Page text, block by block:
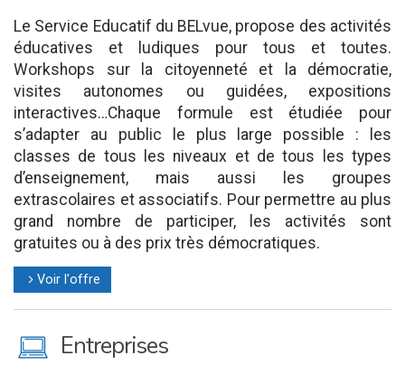
Le Service Educatif du BELvue, propose des activités
éducatives et ludiques pour tous et toutes.
Workshops sur la citoyenneté et la démocratie,
visites autonomes ou guidées, expositions
interactives…Chaque formule est étudiée pour
s’adapter au public le plus large possible : les
classes de tous les niveaux et de tous les types
d’enseignement, mais aussi les groupes
extrascolaires et associatifs. Pour permettre au plus
grand nombre de participer, les activités sont
gratuites ou à des prix très démocratiques.
l Voir l'offre
M Entreprises